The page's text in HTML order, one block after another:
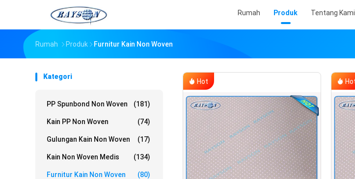
Rumah Produk Tentang Kami
Rumah Produk Furnitur Kain Non Woven
Kategori
PP Spunbond Non Woven (181)
Kain PP Non Woven (74)
Gulungan Kain Non Woven (17)
Kain Non Woven Medis (134)
Furnitur Kain Non Woven (80)
Hot